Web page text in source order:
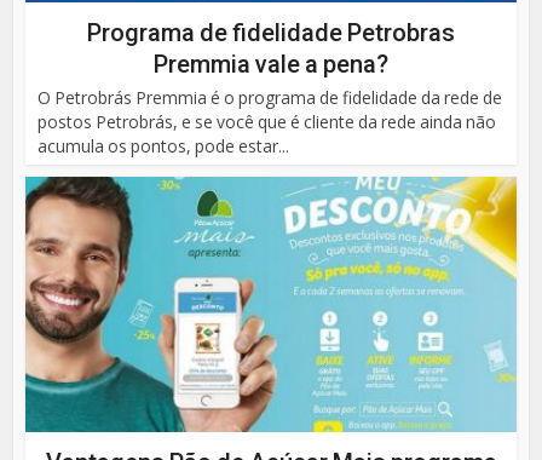
Programa de fidelidade Petrobras
Premmia vale a pena?
O Petrobrás Premmia é o programa de fidelidade da rede de
postos Petrobrás, e se você que é cliente da rede ainda não
acumula os pontos, pode estar...